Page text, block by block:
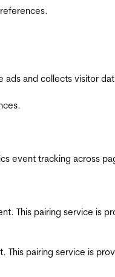
and collects visitor
event tracking across
This pairing service is
pairing service is